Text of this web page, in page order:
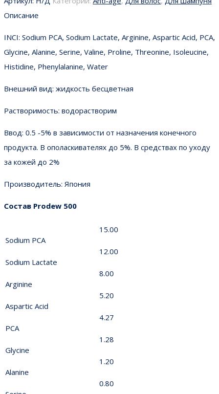
Описание
INCI: Sodium PCA, Sodium Lactate, Arginine, Aspartic Acid, PCA,
Glycine, Alanine, Serine, Valine, Proline, Threonine, Isoleucine,
Histidine, Phenylalanine, Water
Внешний вид: жидкость бесцветная
Растворимость: водорастворим
Ввод: 0.5 -5% в зависимости от назначения конечного
продукта. В ополаскивателях до 5%. В средствах по уходу
за кожей до 2%
Производитель: Япония
Cостав Prodew 500
Sodium PCA
Sodium Lactate
Arginine
Aspartic Acid
PCA
Glycine
Alanine
15.00
12.00
8.00
5.20
4.27
1.28
1.20
0.80